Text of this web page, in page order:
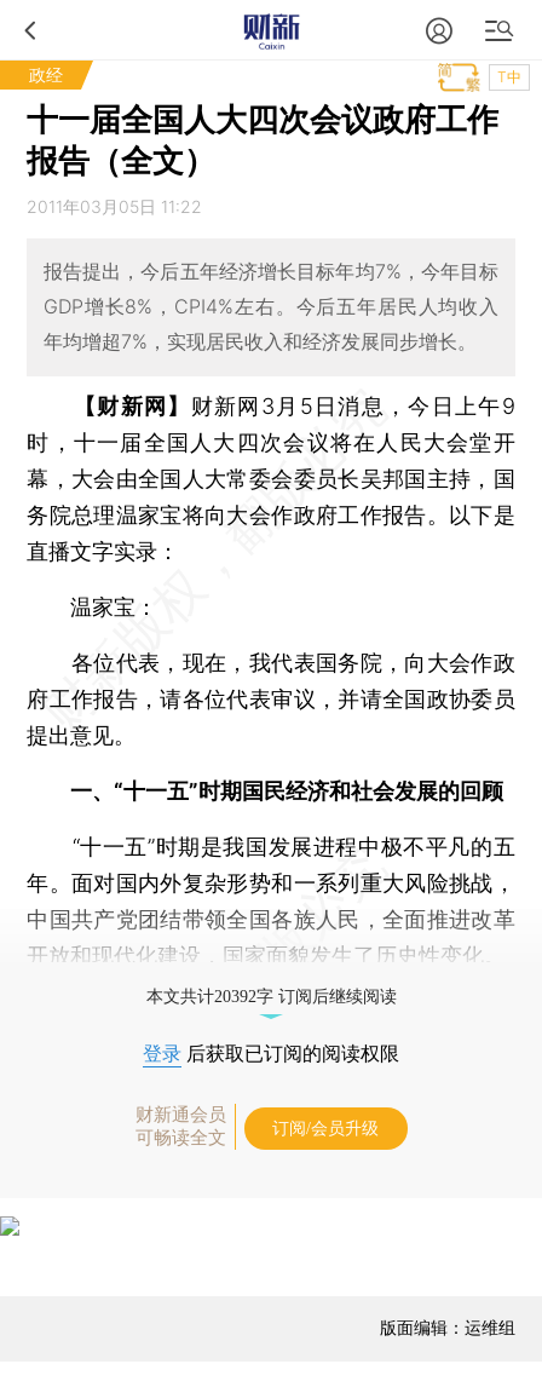
政经 T中
十一届全国人大四次会议政府工作
报告（全文）
2011年03月05日 11:22
报告提出，今后五年经济增长目标年均7%，今年目标
GDP增长8%，CPI4%左右。今后五年居民人均收入
年均增超7%，实现居民收入和经济发展同步增长。
【财新网】 财新网3月5日消息，今日上午9
时，十一届全国人大四次会议将在人民大会堂开
幕，大会由全国人大常委会委员长吴邦国主持，国
务院总理温家宝将向大会作政府工作报告。以下是
直播文字实录：
温家宝：
各位代表，现在，我代表国务院，向大会作政
府工作报告，请各位代表审议，并请全国政协委员
提出意见。
一、“十一五”时期国民经济和社会发展的回顾
“十一五”时期是我国发展进程中极不平凡的五
年。面对国内外复杂形势和一系列重大风险挑战，
中国共产党团结带领全国各族人民，全面推进改革
开放和现代化建设，国家面貌发生了历史性变化。
本文共计20392字 订阅后继续阅读
登录 后获取已订阅的阅读权限
财新通会员
可畅读全文
订阅/会员升级
版面编辑：运维组